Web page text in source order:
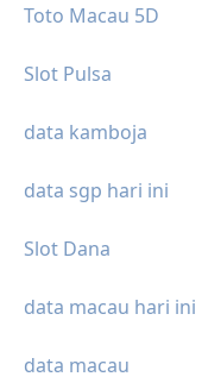
Toto Macau 5D
Slot Pulsa
data kamboja
data sgp hari ini
Slot Dana
data macau hari ini
data macau